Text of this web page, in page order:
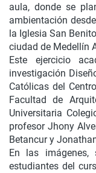
aula, donde se
ambientación
la Iglesia San
ciudad de Medellín
Este ejercicio
investigación
Católicas del
Facultad de
Universitaria
profesor Jhony
Betancur y
En las imágenes,
estudiantes del